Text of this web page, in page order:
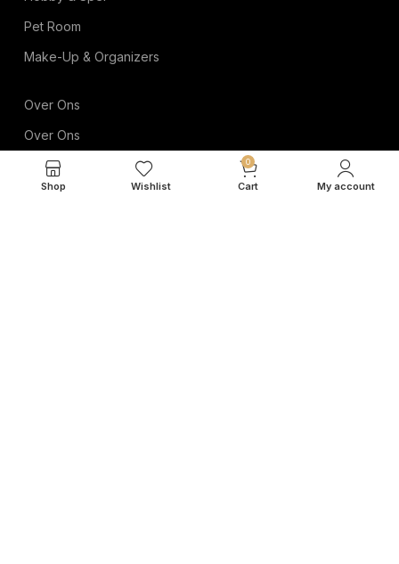
Pet Room
Make-Up & Organizers
Over Ons
Over Ons
Contact
Cookiebeleid
Shop Wishlist
0
Cart My account